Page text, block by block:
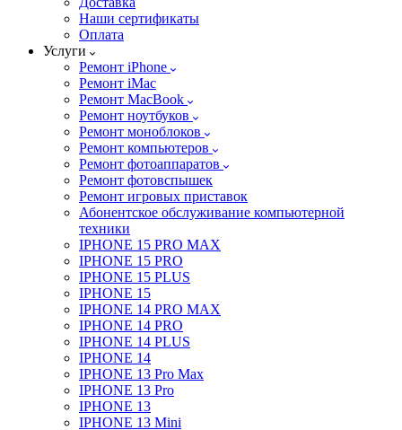
Наши сертификаты
Оплата
Услуги
Ремонт iPhone
Ремонт iMac
Ремонт MacBook
Ремонт ноутбуков
Ремонт моноблоков
Ремонт компьютеров
Ремонт фотоаппаратов
Ремонт фотовспышек
Ремонт игровых приставок
Абонентское обслуживание компьютерной
техники
IPHONE 15 PRO MAX
IPHONE 15 PRO
IPHONE 15 PLUS
IPHONE 15
IPHONE 14 PRO MAX
IPHONE 14 PRO
IPHONE 14 PLUS
IPHONE 14
IPHONE 13 Pro Max
IPHONE 13 Pro
IPHONE 13
IPHONE 13 Mini